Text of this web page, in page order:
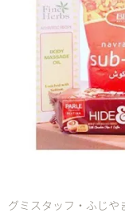
グミスタッフ・ふじ